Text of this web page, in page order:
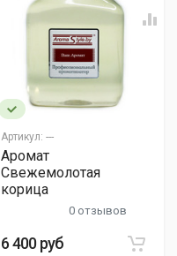
Артикул: ---
Аромат
Свежемолотая
корица
0 отзывов
6 400 руб